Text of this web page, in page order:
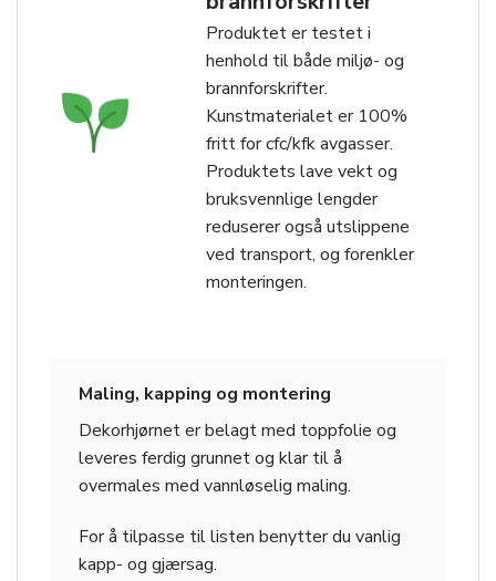
Produktet er testet i
henhold til både miljø- og
brannforskrifter.
Kunstmaterialet er 100%
fritt for cfc/kfk avgasser.
Produktets lave vekt og
bruksvennlige lengder
reduserer også utslippene
ved transport, og forenkler
monteringen.
Maling, kapping og montering
Dekorhjørnet er belagt med toppfolie og
leveres ferdig grunnet og klar til å
overmales med vannløselig maling.
For å tilpasse til listen benytter du vanlig
kapp- og gjærsag.